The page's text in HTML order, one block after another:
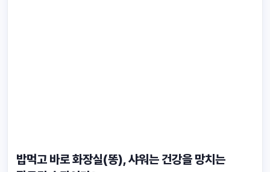
밥먹고 바로 화장실(똥), 샤워는 건강을 망치는